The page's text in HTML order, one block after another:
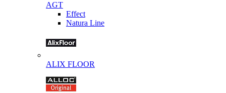
AGT
Effect
Natura Line
ALIX FLOOR